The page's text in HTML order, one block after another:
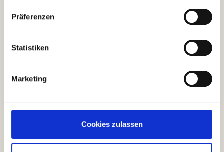
Präferenzen
Statistiken
Marketing
Cookies zulassen